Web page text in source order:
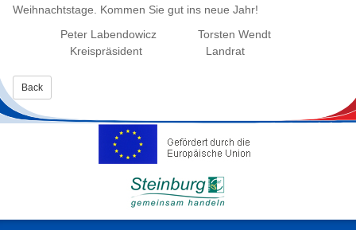
Weihnachtstage. Kommen Sie gut ins neue Jahr!
Peter Labendowicz Torsten Wendt
Kreispräsident Landrat
Back